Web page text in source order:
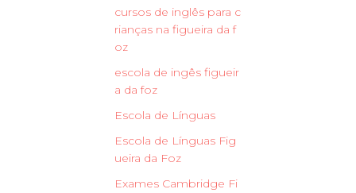
cursos de inglês para c
rianças na figueira da f
oz
escola de ingês figueir
a da foz
Escola de Línguas
Escola de Línguas Fig
ueira da Foz
Exames Cambridge Fi